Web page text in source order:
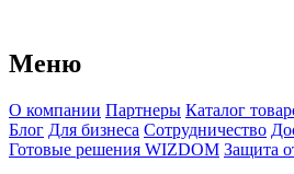
Меню
О компании Партнеры Каталог
Блог Для бизнеса Сотрудничество
Готовые решения WIZDOM Защита